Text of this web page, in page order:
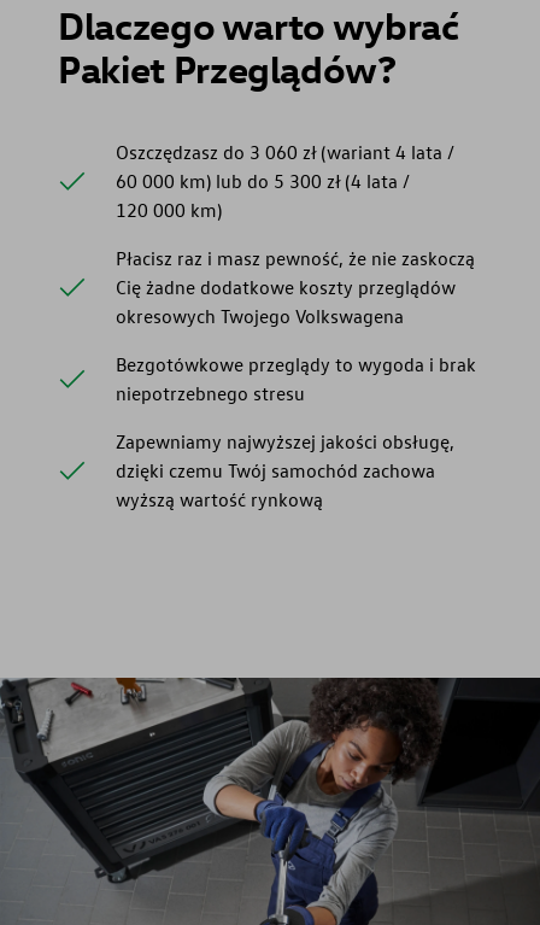
Dlaczego warto wybrać
Pakiet Przeglądów?
Oszczędzasz do 3 060 zł (wariant 4 lata /
60 000 km) lub do 5 300 zł (4 lata /
120 000 km)
Płacisz raz i masz pewność, że nie zaskoczą
Cię żadne dodatkowe koszty przeglądów
okresowych Twojego Volkswagena
Bezgotówkowe przeglądy to wygoda i brak
niepotrzebnego stresu
Zapewniamy najwyższej jakości obsługę,
dzięki czemu Twój samochód zachowa
wyższą wartość rynkową